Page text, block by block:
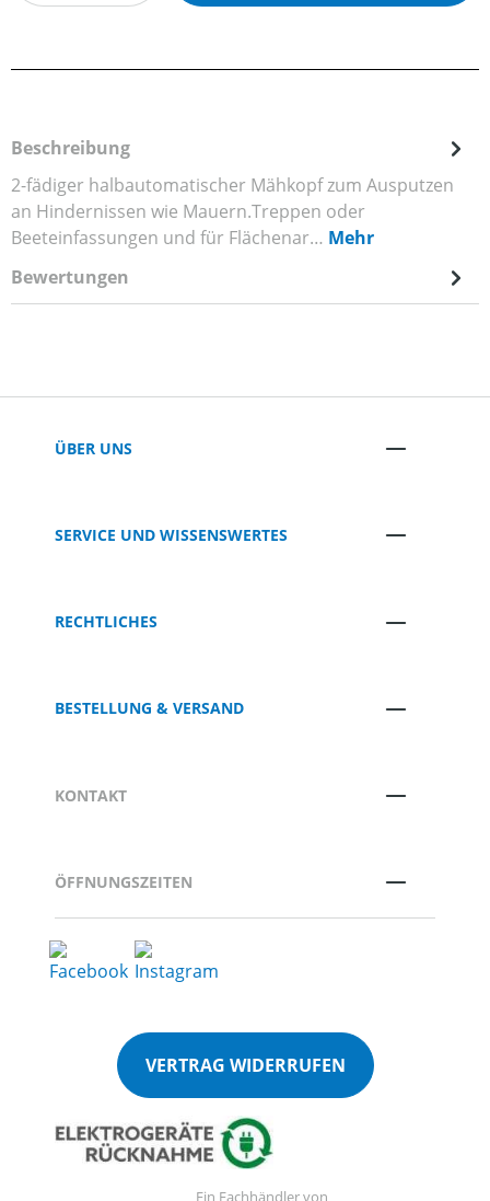
Beschreibung
2-fädiger halbautomatischer Mähkopf zum Ausputzen
an Hindernissen wie Mauern.Treppen oder
Beeteinfassungen und für Flächenar… Mehr
Bewertungen
ÜBER UNS
SERVICE UND WISSENSWERTES
RECHTLICHES
BESTELLUNG & VERSAND
KONTAKT
ÖFFNUNGSZEITEN
VERTRAG WIDERRUFEN
Ein Fachhändler von